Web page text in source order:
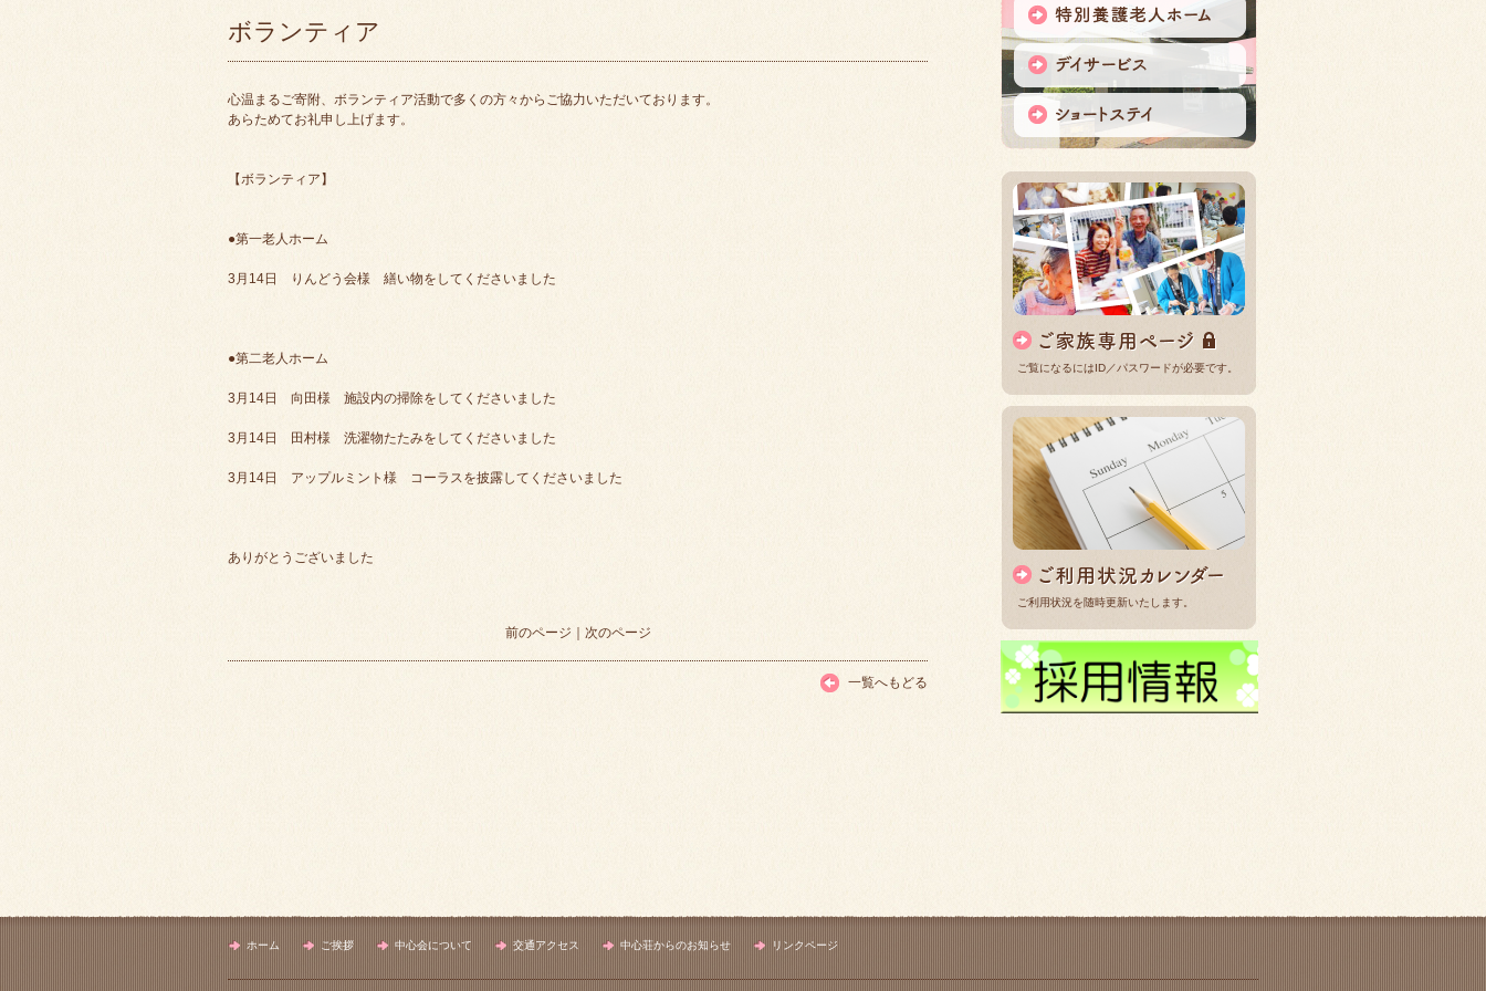
ボランティア
心温まるご寄附、ボランティア活動で多くの方々からご協力いただいております。
あらためてお礼申し上げます。
【ボランティア】
●第一老人ホーム
3月14日 りんどう会様 繕い物をしてくださいました
●第二老人ホーム
3月14日 向田様 施設内の掃除をしてくださいました
3月14日 田村様 洗濯物たたみをしてくださいました
3月14日 アップルミント様 コーラスを披露してくださいました
ありがとうございました
前のページ 次のページ
一覧へもどる
ご覧になるにはID／パスワードが必要です。
ご利用状況を随時更新いたします。
ホーム ご挨拶 中心会について 交通アクセス 中心荘からのお知らせ リンクページ